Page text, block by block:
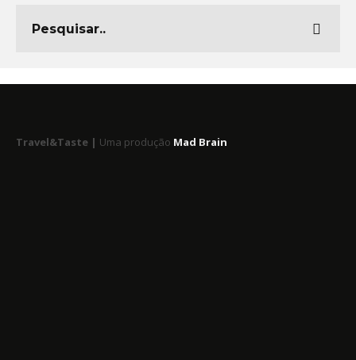
Travel&Taste | Uma produção Mad Brain